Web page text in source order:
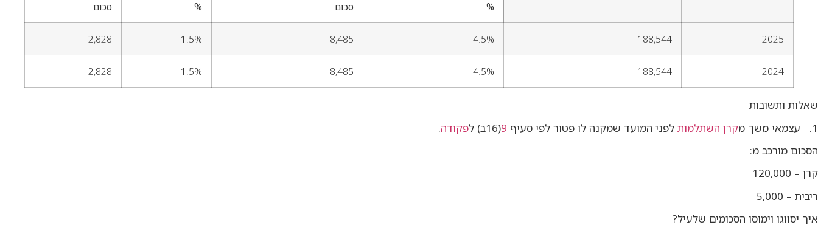
% סכום % סכום
2025
188,544
4.5%
8,485
1.5%
2,828
2024
188,544
4.5%
8,485
1.5%
2,828
שאלות ותשובות
1. עצמאי משך מ
קרן השתלמות לפני המועד שמקנה לו פטור לפי סעיף 9(16ב) ל פקודה.
הסכום מורכב מ:
קרן – 120,000
ריבית – 5,000
איך יסווגו וימוסו הסכומים שלעיל?